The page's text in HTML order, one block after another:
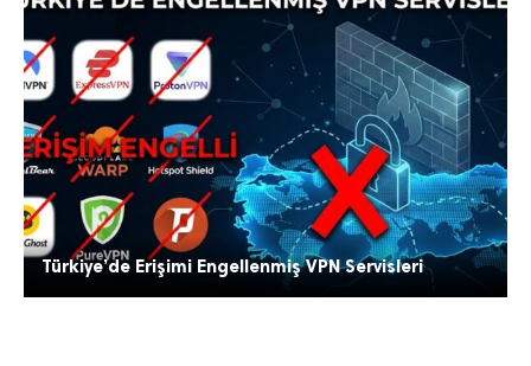
Türkiye’de Erişimi Engellenmiş VPN Servisleri